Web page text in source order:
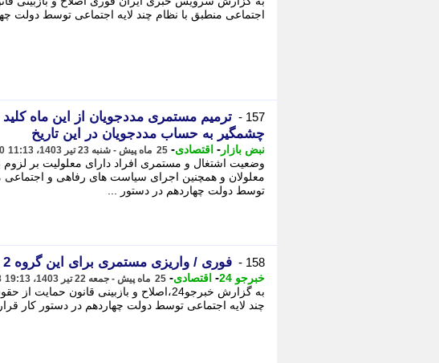
اجتماعی منطبق با نظام چند لایه اجتماعی توسط دولت
157 -
ترمیم مستمری مددجویان از این ماه
چشمگیر به حساب مددجویان در این تاریخ
نبض بازار - اقتصادی- 25 ماه پیش - شنبه 23 تیر 1403، 11:13
وضعیت اشتغال و مستمری افراد دارای معلولیت بر لزوم
معلولان و همچنین اجرای سیاست های رفاهی و اجتماعی
توسط دولت چهاردهم در دستور ...
158 - فوری / واریزی مستمری برای این گروه 2 برابر شد
خبرجو 24 - اقتصادی- 25 ماه پیش - جمعه 22 تیر 1403، 19:13
به گزارش خبرجو24،اصلاح و بازبینی
چند لایه اجتماعی توسط دولت چهاردهم در دستور کار